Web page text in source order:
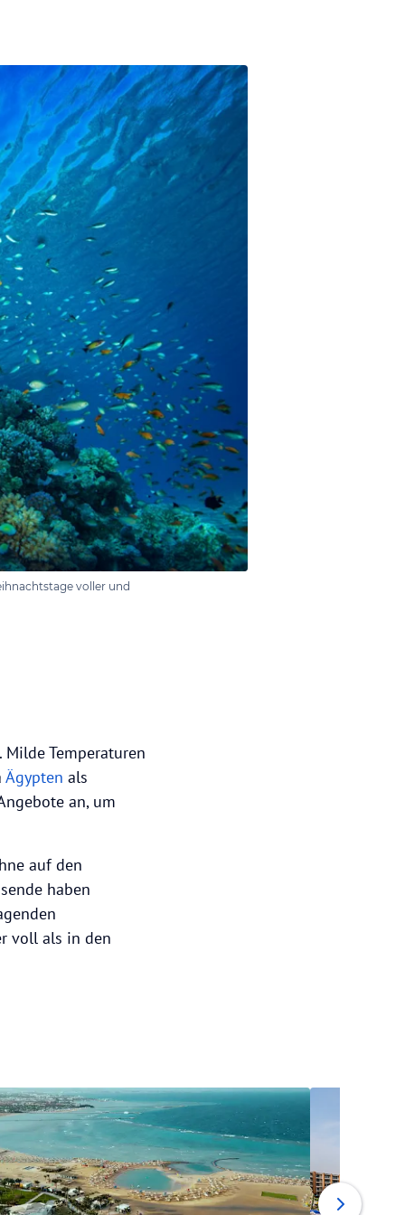
voller und
Temperaturen
Ägypten als
an, um
auf den
haben
voll als in den